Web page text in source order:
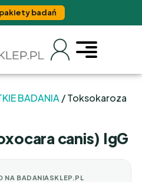
badań
BADANIA / Toksokaroza
canis) IgG
NA BADANIASKLEP.PL